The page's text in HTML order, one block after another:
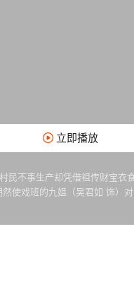
立即播放
不事生产却凭借祖传财宝
使戏班的九姐（吴君如 饰）
大开杀戒，石春为斩妖除魔